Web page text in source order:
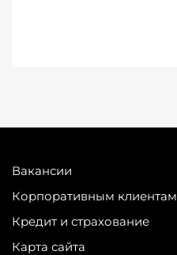
Вакансии
Корпоративным клиентам
Кредит и страхование
Карта сайта